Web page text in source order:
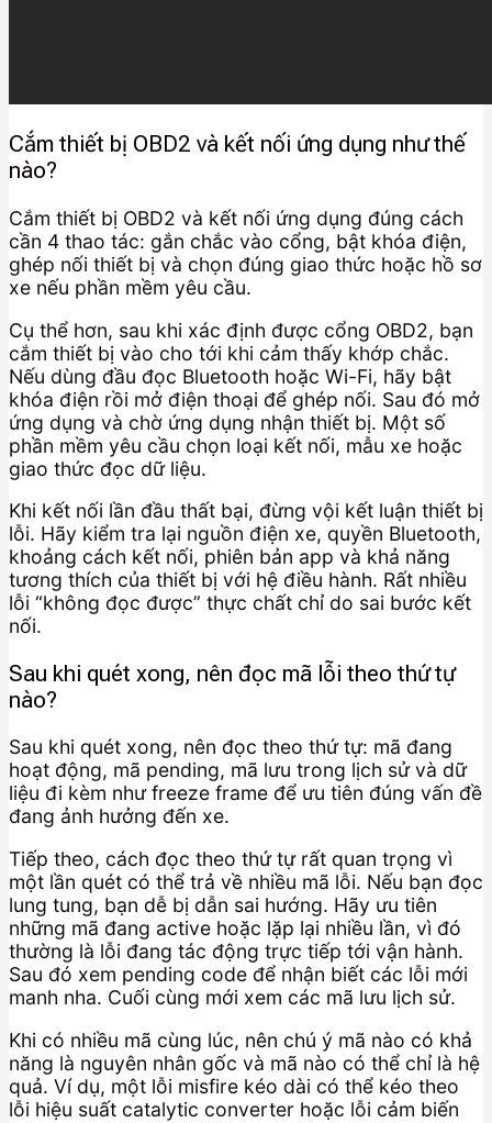
Cắm thiết bị OBD2 và kết nối ứng dụng như thế
nào?
Cắm thiết bị OBD2 và kết nối ứng dụng đúng cách
cần 4 thao tác: gắn chắc vào cổng, bật khóa điện,
ghép nối thiết bị và chọn đúng giao thức hoặc hồ sơ
xe nếu phần mềm yêu cầu.
Cụ thể hơn, sau khi xác định được cổng OBD2, bạn
cắm thiết bị vào cho tới khi cảm thấy khớp chắc.
Nếu dùng đầu đọc Bluetooth hoặc Wi-Fi, hãy bật
khóa điện rồi mở điện thoại để ghép nối. Sau đó mở
ứng dụng và chờ ứng dụng nhận thiết bị. Một số
phần mềm yêu cầu chọn loại kết nối, mẫu xe hoặc
giao thức đọc dữ liệu.
Khi kết nối lần đầu thất bại, đừng vội kết luận thiết bị
lỗi. Hãy kiểm tra lại nguồn điện xe, quyền Bluetooth,
khoảng cách kết nối, phiên bản app và khả năng
tương thích của thiết bị với hệ điều hành. Rất nhiều
lỗi “không đọc được” thực chất chỉ do sai bước kết
nối.
Sau khi quét xong, nên đọc mã lỗi theo thứ tự
nào?
Sau khi quét xong, nên đọc theo thứ tự: mã đang
hoạt động, mã pending, mã lưu trong lịch sử và dữ
liệu đi kèm như freeze frame để ưu tiên đúng vấn đề
đang ảnh hưởng đến xe.
Tiếp theo, cách đọc theo thứ tự rất quan trọng vì
một lần quét có thể trả về nhiều mã lỗi. Nếu bạn đọc
lung tung, bạn dễ bị dẫn sai hướng. Hãy ưu tiên
những mã đang active hoặc lặp lại nhiều lần, vì đó
thường là lỗi đang tác động trực tiếp tới vận hành.
Sau đó xem pending code để nhận biết các lỗi mới
manh nha. Cuối cùng mới xem các mã lưu lịch sử.
Khi có nhiều mã cùng lúc, nên chú ý mã nào có khả
năng là nguyên nhân gốc và mã nào có thể chỉ là hệ
quả. Ví dụ, một lỗi misfire kéo dài có thể kéo theo
lỗi hiệu suất catalytic converter hoặc lỗi cảm biến